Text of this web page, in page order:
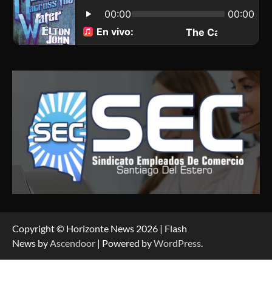
Copyright © Horizonte News 2026 | Flash
News byAscendoor | Powered byWordPress.